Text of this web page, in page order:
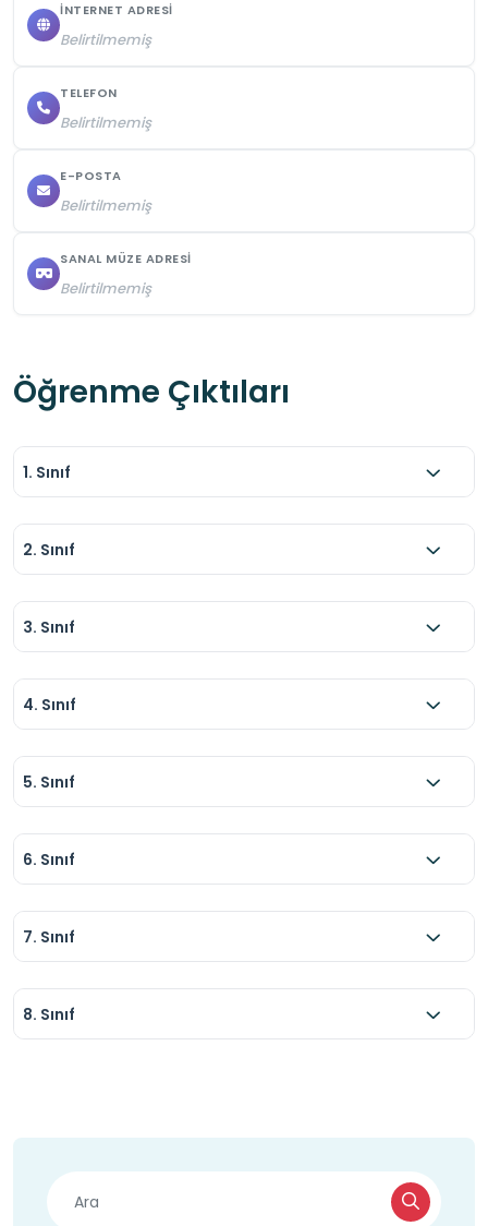
Ziyaret sırasında uygun kıyafetler tercih
Grup halinde hareket edilirken düzen korunmalı
ve gürültü yapılmamalıdır.
İNTERNET ADRESI
Belirtilmemiş
TELEFON
Belirtilmemiş
E-POSTA
Belirtilmemiş
SANAL MÜZE ADRESI
Belirtilmemiş
Öğrenme Çıktıları
1. Sınıf
2. Sınıf
3. Sınıf
4. Sınıf
5. Sınıf
6. Sınıf
7. Sınıf
8. Sınıf